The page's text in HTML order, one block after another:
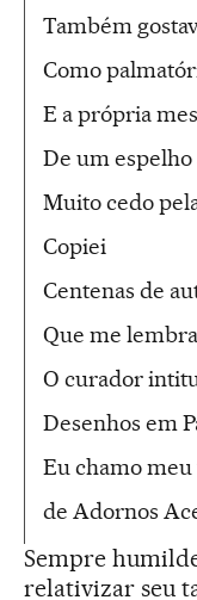
Também
Como
E a própria
De um
Muito cedo
Copiei
Centenas de
Que me
O curador
Desenhos em
Eu chamo
de Adornos
Sempre
relativizar seu